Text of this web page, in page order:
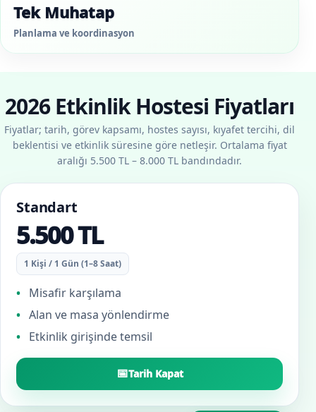
Tek Muhatap
Planlama ve koordinasyon
2026 Etkinlik Hostesi Fiyatları
Fiyatlar; tarih, görev kapsamı, hostes sayısı, kıyafet tercihi, dil
beklentisi ve etkinlik süresine göre netleşir. Ortalama fiyat
aralığı 5.500 TL – 8.000 TL bandındadır.
Standart
5.500 TL
1 Kişi / 1 Gün (1–8 Saat)
Misafir karşılama
Alan ve masa yönlendirme
Etkinlik girişinde temsil
📅Tarih Kapat